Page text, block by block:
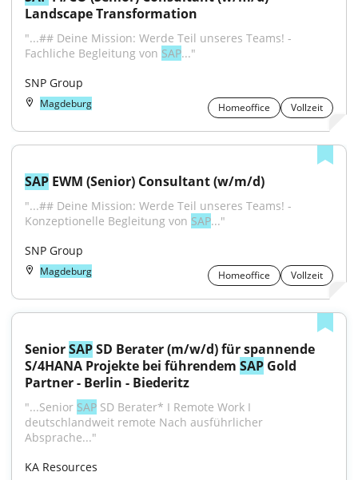
Landscape Transformation
"...## Deine Mission: Werde Teil unseres Teams! -
Fachliche Begleitung von SAP..."
SNP Group
Magdeburg Homeoffice Vollzeit
SAP EWM (Senior) Consultant (w/m/d)
"...## Deine Mission: Werde Teil unseres Teams! -
Konzeptionelle Begleitung von SAP..."
SNP Group
Magdeburg Homeoffice Vollzeit
Senior SAP SD Berater (m/w/d) für spannende
S/4HANA Projekte bei führendem SAP Gold
Partner - Berlin - Biederitz
"...Senior SAP SD Berater* I Remote Work I
deutschlandweit remote Nach ausführlicher
Absprache..."
KA Resources